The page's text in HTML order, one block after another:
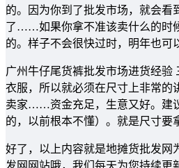
的。因为你到了批发市场，就会
了……如果你拿不准该卖什么的时
的。样子不会很快过时，明年也
广州牛仔尾货裤批发市场进货经
衣服，所以就必须在尺寸上非常
卖家……资金充足，生意又好。建
的，以前根本不懂）。就是尺寸
好了，以上内容就是地摊货批发网
发网网站哦，我们每天为您持续更